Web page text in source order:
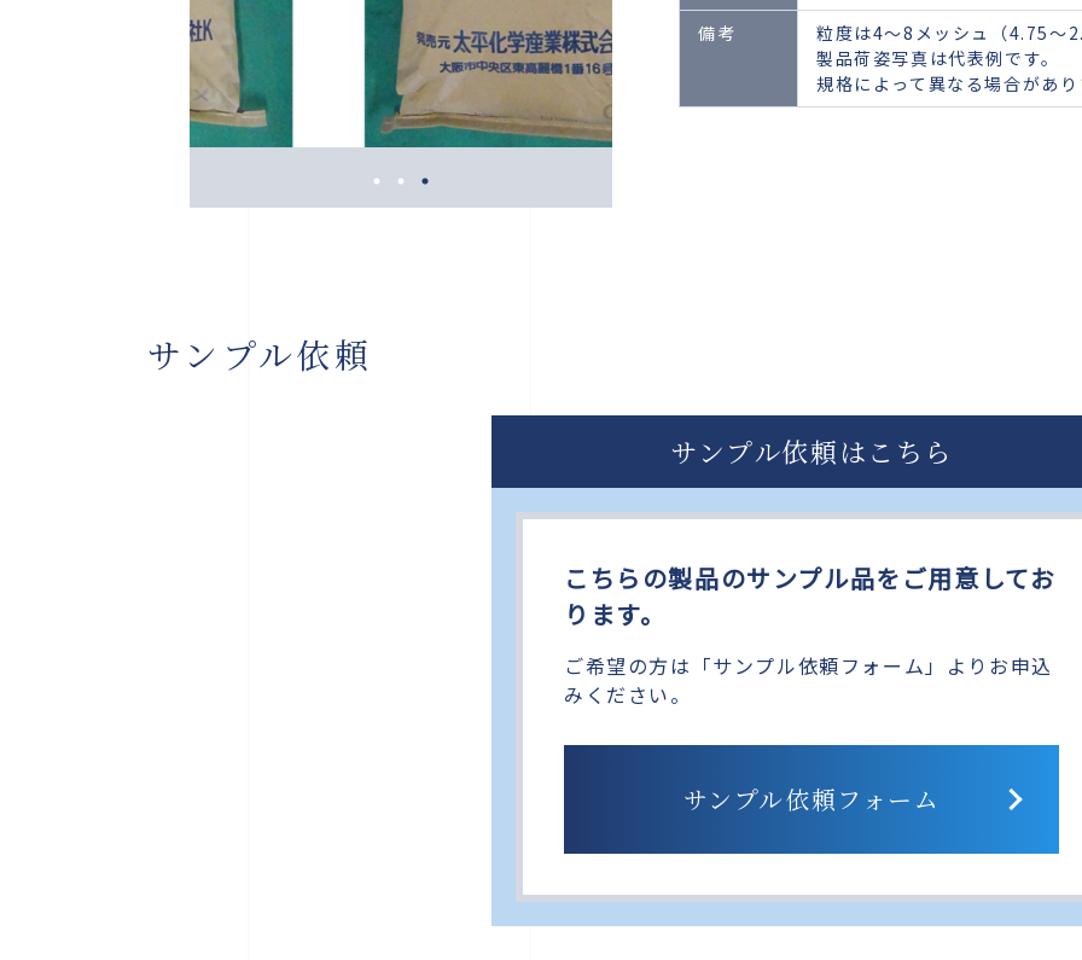
備考
粒度は4～8メッシュ（4.75～
製品荷姿写真は代表例です。
規格によって異なる場合があり
サンプル依頼
サンプル依頼はこちら
こちらの製品のサンプル品をご用意してお
ります。
ご希望の方は「サンプル依頼フォーム」よりお申込
みください。
サンプル依頼フォーム